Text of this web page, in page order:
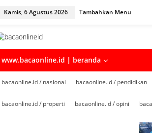
Kamis, 6 Agustus 2026 Tambahkan Menu
www.bacaonline.id | beranda
bacaonline.id / nasional bacaonline.id / pendidikan
bacaonline.id / properti bacaonline.id / opini